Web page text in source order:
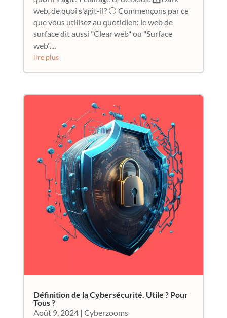
web, de quoi s'agit-il? ⚪ Commençons par ce
que vous utilisez au quotidien: le web de
surface dit aussi "Clear web" ou "Surface
web"....
lire plus
Définition de la Cybersécurité. Utile ? Pour
Tous ?
Août 9, 2024| Cyberzooms